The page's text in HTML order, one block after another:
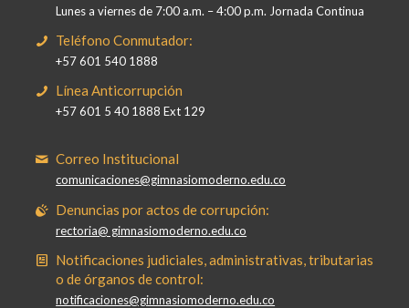
Lunes a viernes de 7:00 a.m. – 4:00 p.m. Jornada Continua
Teléfono Conmutador:
+57 601 540 1888
Línea Anticorrupción
+57 601 5 40 1888 Ext 129
Correo Institucional
comunicaciones@gimnasiomoderno.edu.co
Denuncias por actos de corrupción:
rectoria@ gimnasiomoderno.edu.co
Notificaciones judiciales, administrativas, tributarias
o de órganos de control:
notificaciones@gimnasiomoderno.edu.co